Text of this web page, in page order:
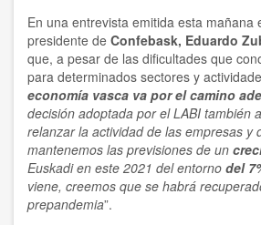
En una entrevista emitida esta mañana
presidente de Confebask, Eduardo
que, a pesar de las dificultades que
para determinados sectores y
economía vasca va por el camino
decisión adoptada por el LABI también
relanzar la actividad de las empresas y
mantenemos las previsiones de un
Euskadi en este 2021 del entorno del
viene, creemos que se habrá
prepandemia”.